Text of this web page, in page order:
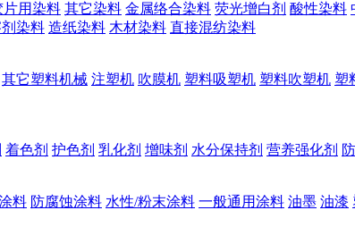
片用染料 其它染料 金属络合染料 荧光增白剂 酸性染料
染料 造纸染料 木材染料 直接混纺染料
其它塑料机械 注塑机 吹膜机 塑料吸塑机 塑料吹塑机 塑
着色剂 护色剂 乳化剂 增味剂 水分保持剂 营养强化剂
料 防腐蚀涂料 水性/粉末涂料 一般通用涂料 油墨 油漆